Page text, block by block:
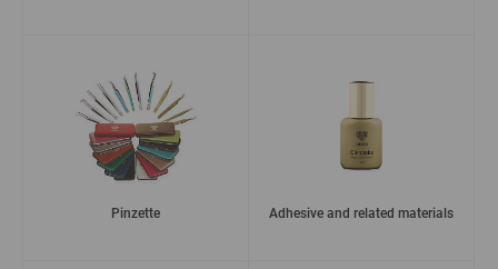
Pinzette Adhesive and related materials